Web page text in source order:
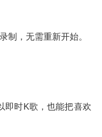
制，无需重新开始。
即时K歌，也能把喜欢